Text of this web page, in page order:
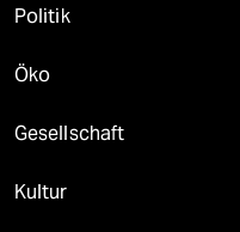
Politik
Öko
Gesellschaft
Kultur